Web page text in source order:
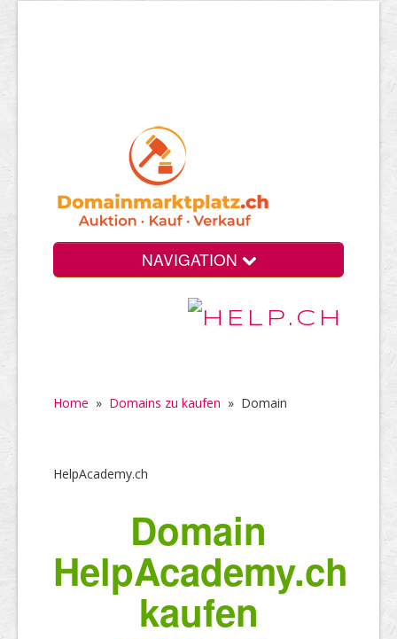
NAVIGATION
Home » Domains zu kaufen » Domain
HelpAcademy.ch
Domain
HelpAcademy.ch
kaufen